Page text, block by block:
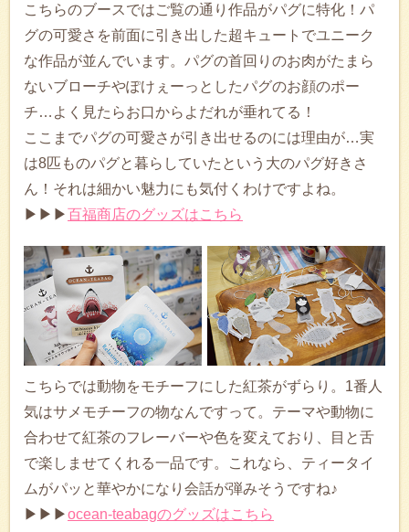
こちらのブースではご覧の通り作品がパグに特化！パ
グの可愛さを前面に引き出した超キュートでユニーク
な作品が並んでいます。パグの首回りのお肉がたまら
ないブローチやぽけぇーっとしたパグのお顔のポー
チ…よく見たらお口からよだれが垂れてる！
ここまでパグの可愛さが引き出せるのには理由が…実
は8匹ものパグと暮らしていたという大のパグ好きさ
ん！それは細かい魅力にも気付くわけですよね。
▶▶▶百福商店のグッズはこちら
こちらでは動物をモチーフにした紅茶がずらり。1番人
気はサメモチーフの物なんですって。テーマや動物に
合わせて紅茶のフレーバーや色を変えており、目と舌
で楽しませてくれる一品です。これなら、ティータイ
ムがパッと華やかになり会話が弾みそうですね♪
▶▶▶ocean-teabagのグッズはこちら